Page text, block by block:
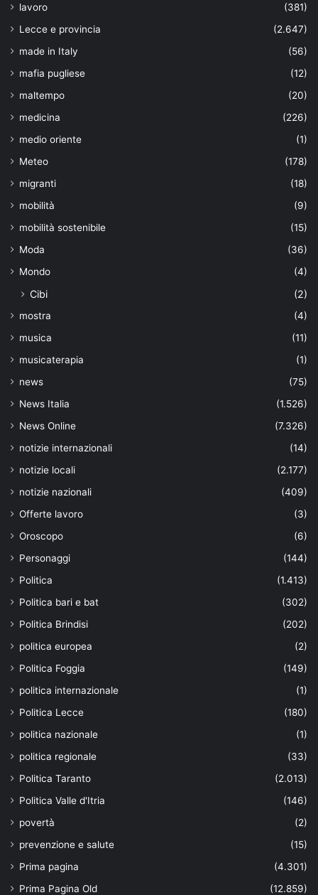
lavoro
(381)
Lecce e provincia
(2.647)
made in Italy
(56)
mafia pugliese
(12)
maltempo
(20)
medicina
(226)
medio oriente
(1)
Meteo
(178)
migranti
(18)
mobilità
(9)
mobilità sostenibile
(15)
Moda
(36)
Mondo
(4)
Cibi (2)
mostra
(4)
musica
(11)
musicaterapia
(1)
news
(75)
News Italia
(1.526)
News Online
(7.326)
notizie internazionali
(14)
notizie locali
(2.177)
notizie nazionali
(409)
Offerte lavoro
(3)
Oroscopo
(6)
Personaggi
(144)
Politica
(1.413)
Politica bari e bat
(302)
Politica Brindisi
(202)
politica europea
(2)
Politica Foggia
(149)
politica internazionale
(1)
Politica Lecce
(180)
politica nazionale
(1)
politica regionale
(33)
Politica Taranto
(2.013)
Politica Valle d'Itria
(146)
povertà
(2)
prevenzione e salute
(15)
Prima pagina
(4.301)
Prima Pagina Old
(12.859)